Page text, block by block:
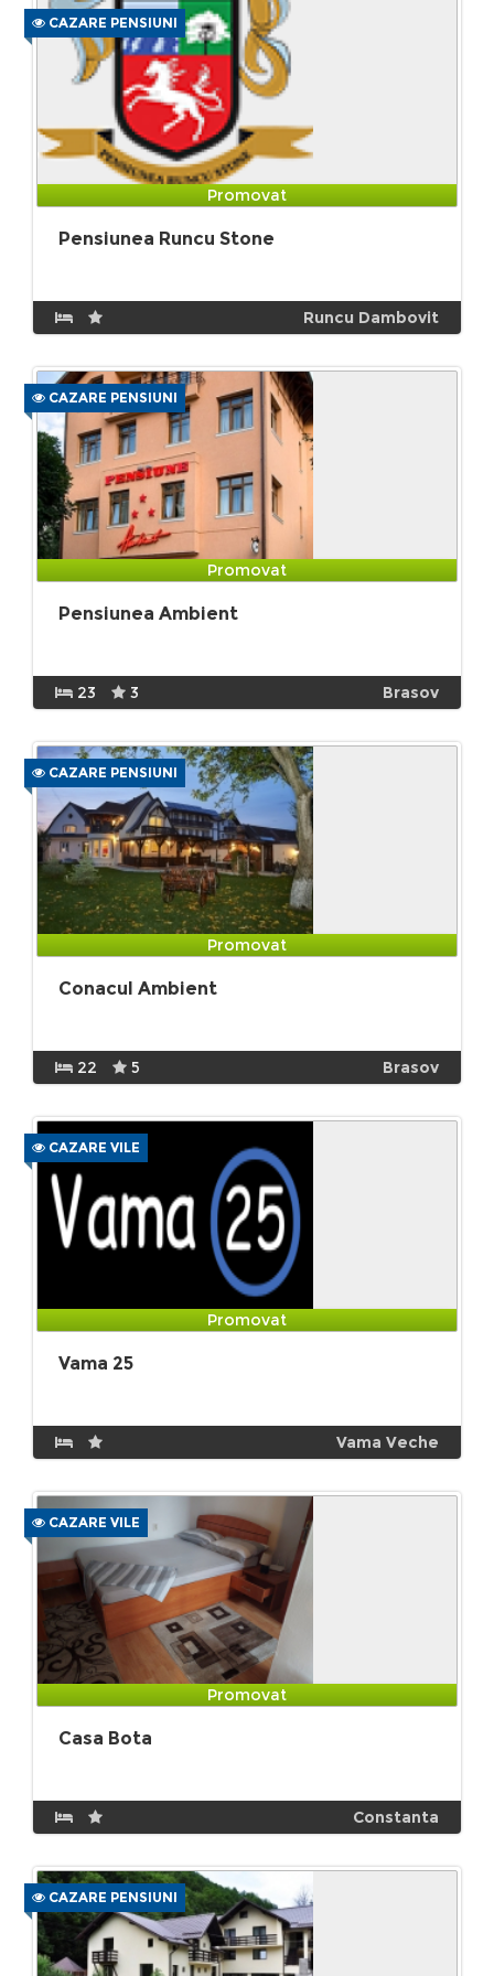
CAZARE PENSIUNI
Promovat
Pensiunea Runcu Stone
Runcu Dambovit
CAZARE PENSIUNI
Promovat
Pensiunea Ambient
23 3 Brasov
CAZARE PENSIUNI
Promovat
Conacul Ambient
22 5 Brasov
CAZARE VILE
Promovat
Vama 25
Vama Veche
CAZARE VILE
Promovat
Casa Bota
Constanta
CAZARE PENSIUNI